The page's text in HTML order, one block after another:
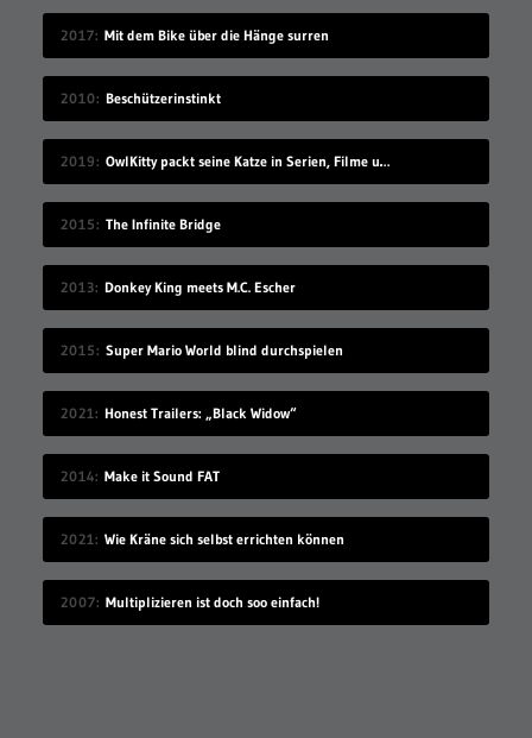
2017 Mit dem Bike über die Hänge surren
2010 Beschützerinstinkt
2019 OwlKitty packt seine Katze in Serien, Filme und Musikvideos
2015 The Infinite Bridge
2013 Donkey King meets M.C. Escher
2015 Super Mario World blind durchspielen
2021 Honest Trailers: „Black Widow“
2014 Make it Sound FAT
2021 Wie Kräne sich selbst errichten können
2007 Multiplizieren ist doch soo einfach!